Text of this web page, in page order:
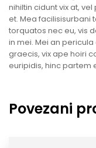
nihiltin cidunt vix at,
et. Mea facilisisurbani
torquatos nec eu, vis
in mei. Mei an
graecis, vix ape hoiri
euripidis, hinc partem
Povezani